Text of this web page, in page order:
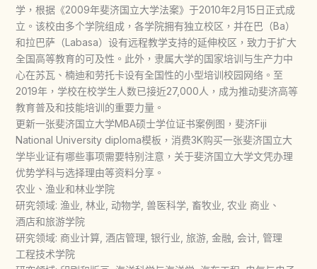
学，根据《2009年斐济国立大学法案》于2010年2月15日正式成
立。该校由多个学院组成，各学院拥有独立校区，并在巴（Ba）
和拉巴萨（Labasa）设有远程教学支持的延伸校区，致力于扩大
全国高等教育的可及性。此外，隶属大学的国家培训与生产力中
心在苏瓦、楠迪和劳托卡设有全国性的小型培训校园网络。至
2019年，学校在校学生人数已接近27,000人，成为推动斐济高等
教育普及和技能培训的重要力量。
更新一张斐济国立大学MBA硕士学位证书案例图，斐济Fiji
National University diploma模板，消费3K购买一张斐济国立大
学毕业证有哪些事项需要特别注意，关于斐济国立大学文凭办理
优势学科与选择理由等资料分享。
农业、渔业和林业学院
研究领域: 渔业, 林业, 动物学, 兽医科学, 畜牧业, 农业 商业、
酒店和旅游学院
研究领域: 商业计算, 酒店管理, 银行业, 旅游, 金融, 会计, 管理
工程技术学院